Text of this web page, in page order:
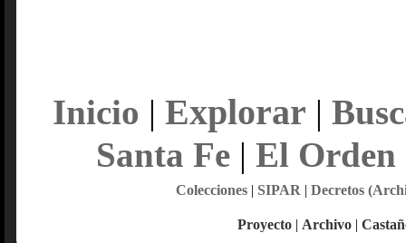
Inicio | Explorar |
Santa Fe| El Orden
Colecciones| SIPAR | Decretos
Proyecto | Archivo |